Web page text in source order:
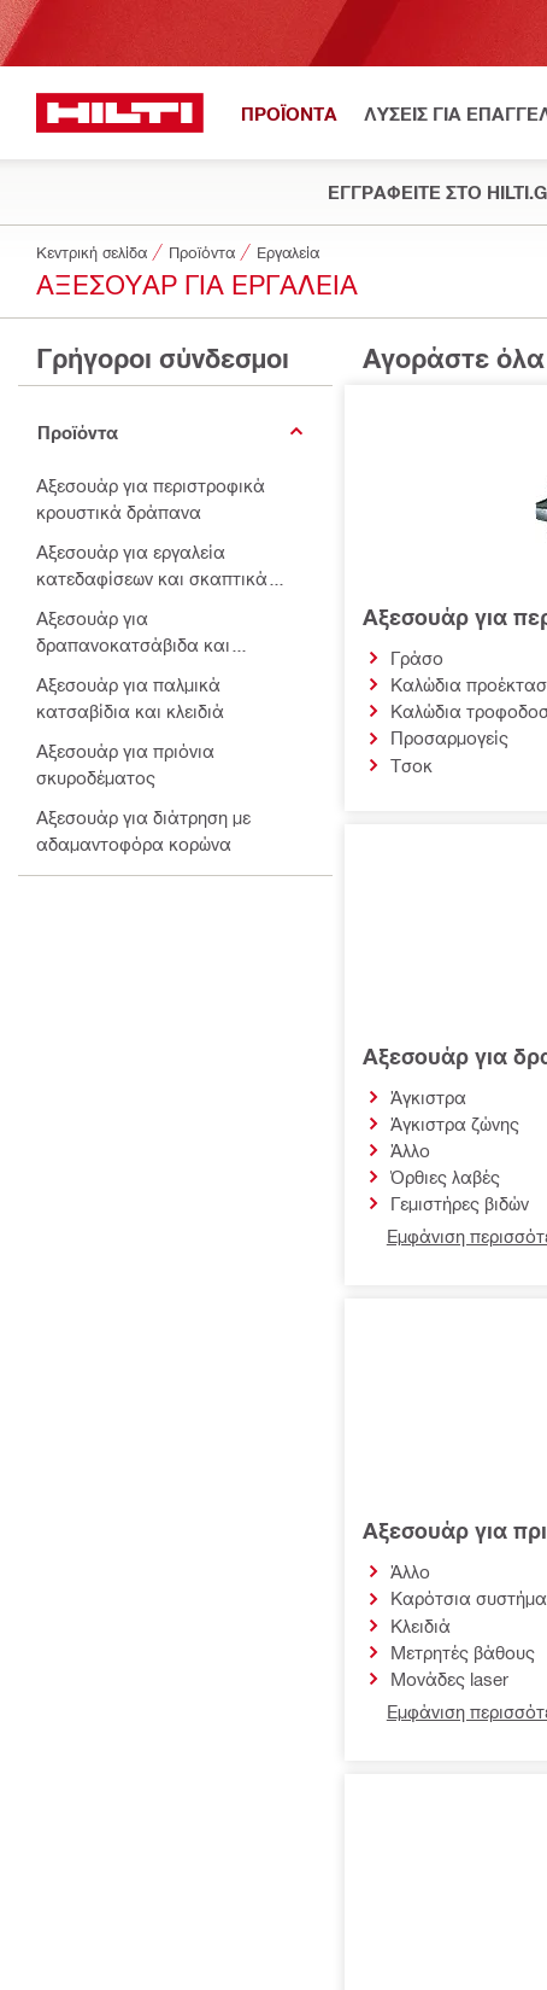
ΠΡΟΪΟΝΤΑ ΛΥΣΕΙΣ ΓΙΑ
ΕΓΓΡΑΦΕΙΤΕ ΣΤΟ
Κεντρική σελίδα Προϊόντα Εργαλεία
ΑΞΕΣΟΥΆΡ ΓΙΑ ΕΡΓΑΛΕΊΑ
Γρήγοροι σύνδεσμοι
Προϊόντα
Αξεσουάρ για περιστροφικά
κρουστικά δράπανα
Αξεσουάρ για εργαλεία
κατεδαφίσεων και σκαπτικά
Αξεσουάρ για
δραπανοκατσάβιδα και
Αξεσουάρ για παλμικά
κατσαβίδια και κλειδιά
Αξεσουάρ για πριόνια
σκυροδέματος
Αξεσουάρ για διάτρηση με
αδαμαντοφόρα κορώνα
Αξεσουάρ για αδαμαντοφόρο
Αγοράστε όλα
Αξεσουάρ για
Γράσο
Καλώδια
Καλώδια
Προσαρμογείς
Τσοκ
Αξεσουάρ για
Άγκιστρα
Άγκιστρα ζώνης
Άλλο
Όρθιες λαβές
Γεμιστήρες βιδών
Εμφάνιση
Αξεσουάρ για
Άλλο
Καρότσια
Κλειδιά
Μετρητές βάθους
Μονάδες laser
Εμφάνιση